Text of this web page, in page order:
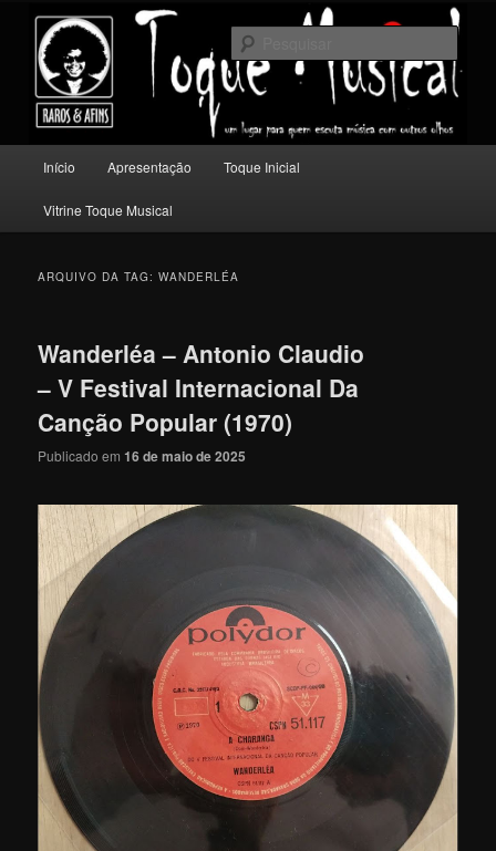
conteúdo
principal
conteúdo
secundário
Toque Musical
Um lugar para quem escuta música com outros olhos.
principal
Início Apresentação Toque Inicial
Vitrine Toque Musical
ARQUIVO DA TAG:WANDERLÉA
Wanderléa – Antonio Claudio
– V Festival Internacional Da
Canção Popular (1970)
Publicado em16 de maio de 2025